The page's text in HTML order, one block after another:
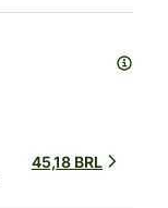
45,18 BRL